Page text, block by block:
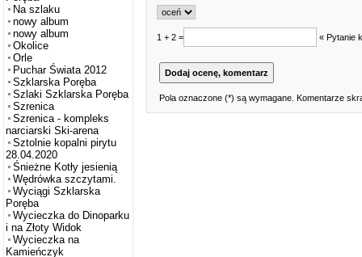
Na szlaku
nowy album
nowy album
Okolice
Orle
Puchar Świata 2012
Szklarska Poręba
Szlaki Szklarska Poręba
Szrenica
Szrenica - kompleks
narciarski Ski-arena
Sztolnie kopalni pirytu
28.04.2020
Śnieżne Kotły jesienią
Wędrówka szczytami.
Wyciągi Szklarska
Poręba
Wycieczka do Dinoparku
i na Złoty Widok
Wycieczka na
Kamieńczyk
1 + 2 = « Pytanie
Pola oznaczone (*) są wymagane. Komentarze